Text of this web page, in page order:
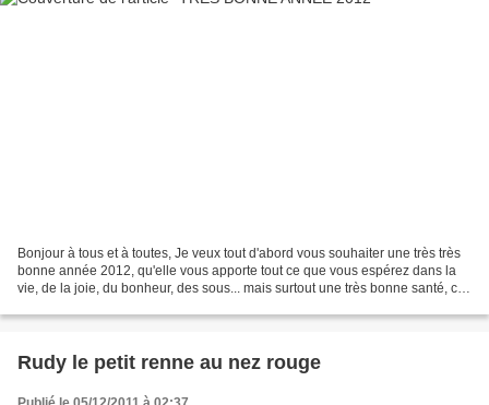
Bonjour à tous et à toutes, Je veux tout d'abord vous souhaiter une très très
bonne année 2012, qu'elle vous apporte tout ce que vous espérez dans la
vie, de la joie, du bonheur, des sous... mais surtout une très bonne santé, car
Rudy le petit renne au nez rouge